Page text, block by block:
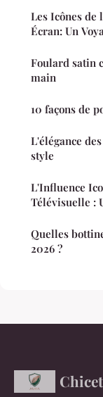
Les Icônes de
Écran: Un
Foulard satin
main
10 façons de
L'élégance
style
L'Influence
Télévisuelle :
Quelles
2026 ?